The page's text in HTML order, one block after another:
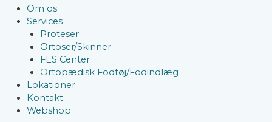
Om os
Services
Proteser
Ortoser/Skinner
FES Center
Ortopædisk Fodtøj/Fodindlæg
Lokationer
Kontakt
Webshop